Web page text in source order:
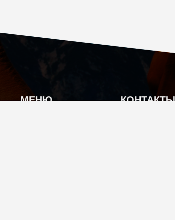
МЕНЮ КОНТАКТЫ